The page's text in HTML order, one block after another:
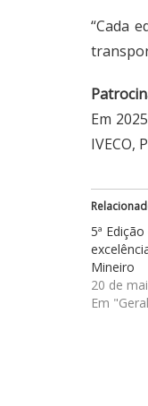
“Cada
Em
IVECO,
5ª
Mineiro
20 de
Em